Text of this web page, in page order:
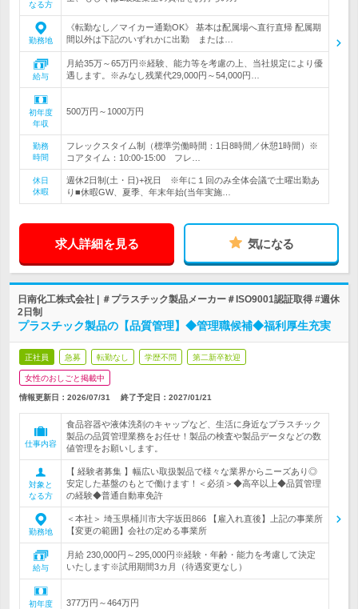
なる方
勤務地
《転勤なし／マイカー通勤OK》 基本は配属場へ直行直帰 配属期
間以外は下記のいずれかに出勤 または…
給与
月給35万～65万円※経験、能力等を考慮の上、当社規定により優
遇します。※みなし残業代29,000円～54,000円…
初年度
年収
500万円～1000万円
勤務
時間
フレックスタイム制（標準労働時間：1日8時間／休憩1時間）※
コアタイム：10:00-15:00 フレ…
休日
休暇
週休2日制(土・日)+祝日 ※年に１回のみ全体会議で土曜出勤あ
り■休暇GW、夏季、年末年始(当年実施…
求人詳細を見る 気になる
日南化工株式会社 | ＃プラスチック製品メーカー＃ISO9001認証取得 #週休
2日制
プラスチック製品の【品質管理】◆管理職候補◆福利厚生充実
正社員 急募 転勤なし 学歴不問 第二新卒歓迎
女性のおしごと掲載中
情報更新日：2026/07/31 終了予定日： 2027/01/21
仕事内容
食品容器や液体洗剤のキャップなど、生活に身近なプラスチック
製品の品質管理業務をお任せ！製品の検査や製品データなどの数
値管理をお願いします。
対象と
なる方
【 経験者募集 】幅広い取扱製品で様々な業界からニーズあり◎
安定した基盤のもとで働けます！＜必須＞◆高卒以上◆品質管理
の経験◆普通自動車免許
勤務地
＜本社＞ 埼玉県桶川市大字坂田866 【雇入れ直後】上記の事業所
【変更の範囲】会社の定める事業所
給与
月給 230,000円～295,000円※経験・年齢・能力を考慮して決定
いたします※試用期間3カ月（待遇変更なし）
初年度
377万円～464万円